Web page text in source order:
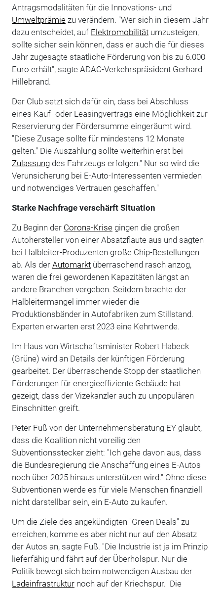
Antragsmodalitäten für die Innovations- und
Umweltprämiezu verändern. "Wer sich in diesem Jahr
dazu entscheidet, auf Elektromobilitätumzusteigen,
sollte sicher sein können, dass er auch die für dieses
Jahr zugesagte staatliche Förderung von bis zu 6.000
Euro erhält", sagte ADAC-Verkehrspräsident Gerhard
Hillebrand.
Der Club setzt sich dafür ein, dass bei Abschluss
eines Kauf- oder Leasingvertrags eine Möglichkeit zur
Reservierung der Fördersumme eingeräumt wird.
"Diese Zusage sollte für mindestens 12 Monate
gelten." Die Auszahlung sollte weiterhin erst bei
Zulassungdes Fahrzeugs erfolgen." Nur so wird die
Verunsicherung bei E-Auto-Interessenten vermieden
und notwendiges Vertrauen geschaffen."
Starke Nachfrage verschärft Situation
Zu Beginn der Corona-Krisegingen die großen
Autohersteller von einer Absatzflaute aus und sagten
bei Halbleiter-Produzenten große Chip-Bestellungen
ab. Als der Automarktüberraschend rasch anzog,
waren die frei gewordenen Kapazitäten längst an
andere Branchen vergeben. Seitdem brachte der
Halbleitermangel immer wieder die
Produktionsbänder in Autofabriken zum Stillstand.
Experten erwarten erst 2023 eine Kehrtwende.
Im Haus von Wirtschaftsminister Robert Habeck
(Grüne) wird an Details der künftigen Förderung
gearbeitet. Der überraschende Stopp der staatlichen
Förderungen für energieeffiziente Gebäude hat
gezeigt, dass der Vizekanzler auch zu unpopulären
Einschnitten greift.
Peter Fuß von der Unternehmensberatung EY glaubt,
dass die Koalition nicht voreilig den
Subventionsstecker zieht: "Ich gehe davon aus, dass
die Bundesregierung die Anschaffung eines E-Autos
noch über 2025 hinaus unterstützen wird." Ohne diese
Subventionen werde es für viele Menschen finanziell
nicht darstellbar sein, ein E-Auto zu kaufen.
Um die Ziele des angekündigten "Green Deals" zu
erreichen, komme es aber nicht nur auf den Absatz
der Autos an, sagte Fuß. "Die Industrie ist ja im Prinzip
lieferfähig und fährt auf der Überholspur. Nur die
Politik bewegt sich beim notwendigen Ausbau der
Ladeinfrastrukturnoch auf der Kriechspur." Die